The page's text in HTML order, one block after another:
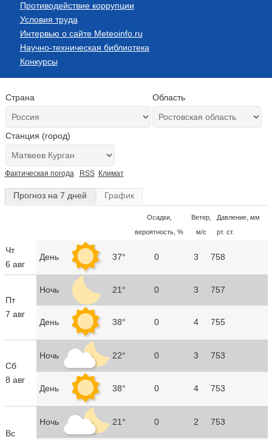
Противодействие коррупции
Условия труда
Интервью о сайте Meteoinfo.ru
Научно-техническая библиотека
Конкурсы
Страна Область
Станция (город)
Фактическая погода RSS Климат
Прогноз на 7 дней График
Осадки,
вероятность, %
Ветер,
м/с
Давление, мм
рт. ст.
Чт
6 авг
День 37° 0 3 758
Пт
7 авг
Ночь 21° 0 3 757
День 38° 0 4 755
Сб
8 авг
Ночь 22° 0 3 753
День 38° 0 4 753
Вс
Ночь 21° 0 2 753